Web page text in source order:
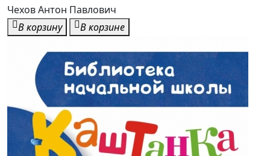
Чехов Антон Павлович
В корзину
В корзине